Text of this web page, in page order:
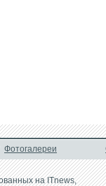
Фотогалереи
на ITnews,